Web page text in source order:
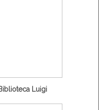
Luigi